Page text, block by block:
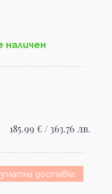
185.99 € / 363.76 лв.
доставка